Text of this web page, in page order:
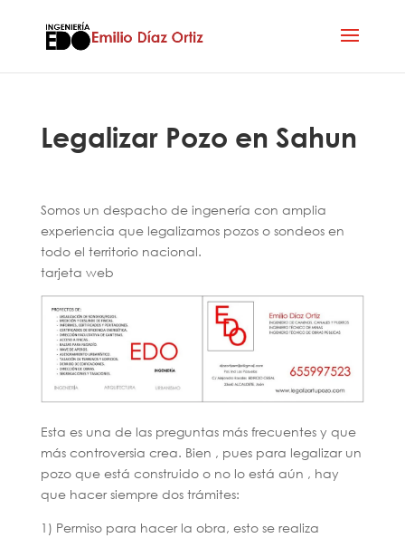
Legalizar Pozo en Sahun
Somos un despacho de ingenería con amplia
experiencia que legalizamos pozos o sondeos en
todo el territorio nacional.
tarjeta web
Esta es una de las preguntas más frecuentes y que
más controversia crea. Bien , pues para legalizar un
pozo que está construido o no lo está aún , hay
que hacer siempre dos trámites:
1) Permiso para hacer la obra, esto se realiza